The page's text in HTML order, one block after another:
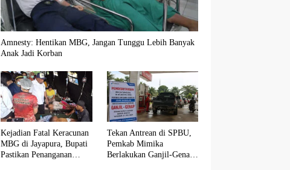
Amnesty: Hentikan MBG, Jangan Tunggu Lebih Banyak
Anak Jadi Korban
Kejadian Fatal Keracunan
MBG di Jayapura, Bupati
Pastikan Penanganan
Tekan Antrean di SPBU,
Pemkab Mimika
Berlakukan Ganjil-Genap